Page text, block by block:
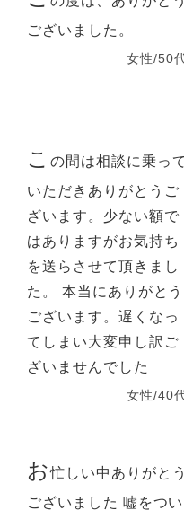
ございました。
女性/50
こ の間は相談に乗って
いただきありがとうご
ざいます。少ない額で
はありますがお気持ち
を送らさせて頂きまし
た。 本当にありがとう
ございます。遅くなっ
てしまい大変申し訳ご
ざいませんでした
女性/40
お忙しい中ありがとう
ございました 嘘をつい